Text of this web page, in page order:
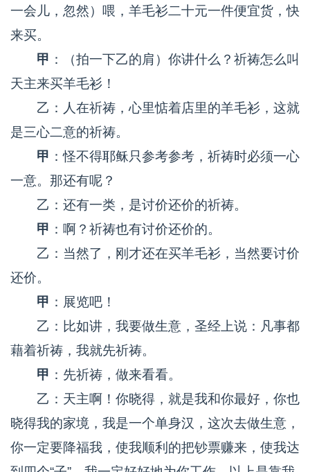
一会儿，忽然）喂，羊毛衫二十元一件便宜货，快
来买。
甲 ：（拍一下乙的肩）你讲什么？祈祷怎么叫
天主来买羊毛衫！
乙：人在祈祷，心里惦着店里的羊毛衫，这就
是三心二意的祈祷。
甲 ：怪不得耶稣只参考参考，祈祷时必须一心
一意。那还有呢？
乙：还有一类，是讨价还价的祈祷。
甲 ：啊？祈祷也有讨价还价的。
乙：当然了，刚才还在买羊毛衫，当然要讨价
还价。
甲 ：展览吧！
乙：比如讲，我要做生意，圣经上说：凡事都
藉着祈祷，我就先祈祷。
甲 ：先祈祷，做来看看。
乙：天主啊！你晓得，就是我和你最好，你也
晓得我的家境，我是一个单身汉，这次去做生意，
你一定要降福我，使我顺利的把钞票赚来，使我达